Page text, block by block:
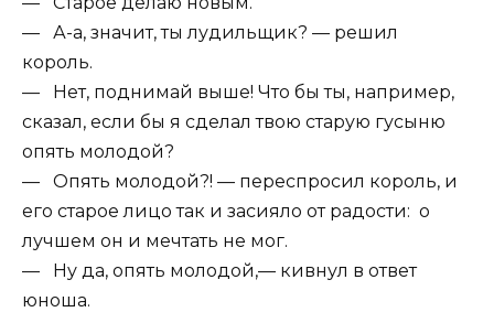
— А-а, значит, ты лудильщик? — решил
король.
— Нет, поднимай выше! Что бы ты, например,
сказал, если бы я сделал твою старую гусыню
опять молодой?
— Опять молодой?! — переспросил король, и
его старое лицо так и засияло от радости: о
лучшем он и мечтать не мог.
— Ну да, опять молодой,— кивнул в ответ
юноша.